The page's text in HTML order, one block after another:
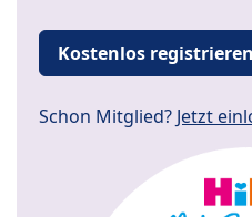
Kostenlos registrieren
Schon Mitglied? Jetzt